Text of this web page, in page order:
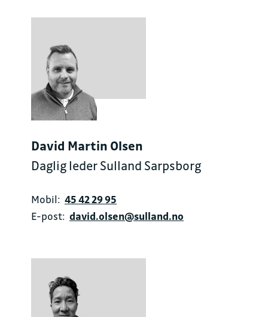
David Martin Olsen
Daglig leder Sulland Sarpsborg
Mobil: 45 42 29 95
E-post: david.olsen@sulland.no